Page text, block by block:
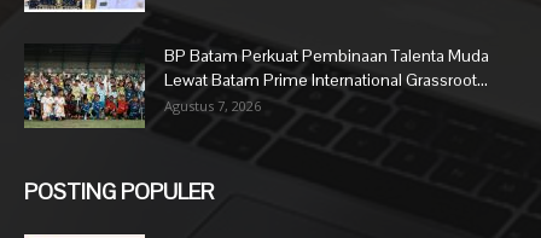
BP Batam Perkuat Pembinaan Talenta Muda
Lewat Batam Prime International Grassroot...
Agustus 7, 2026
POSTING POPULER